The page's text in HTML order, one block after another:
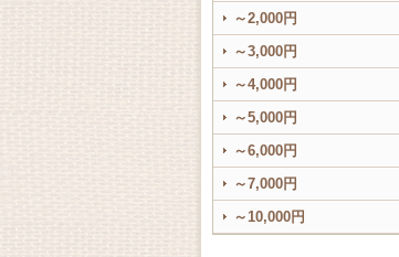
～2,000円
～3,000円
～4,000円
～5,000円
～6,000円
～7,000円
～10,000円